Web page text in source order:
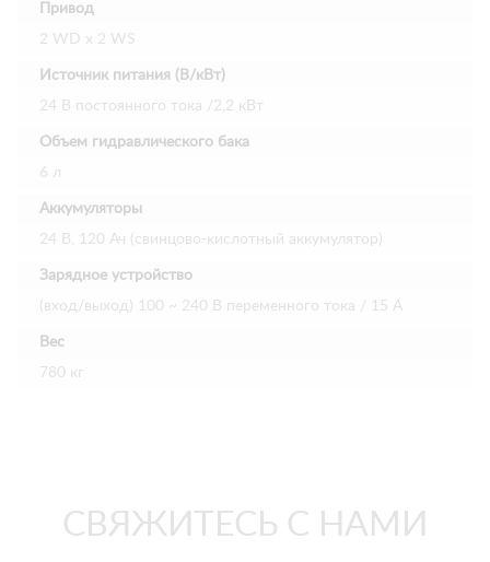
Привод
2 WD х 2 WS
Источник питания (В/кВт)
24 В постоянного тока /2,2 кВт
Объем гидравлического бака
6 л
Аккумуляторы
24 В, 120 Ач (свинцово-кислотный аккумулятор)
Зарядное устройство
(вход/выход) 100 ~ 240 В переменного тока / 15 А
Вес
780 кг
СВЯЖИТЕСЬ С НАМИ